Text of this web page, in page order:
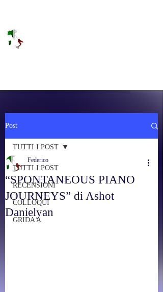
Post
TUTTI I POST
RECENSIONI
COLLOQUI
GRIDA A
TUTTI I POST
“SPONTANEOUS PIANO
JOURNEYS” di Ashot
Danielyan
Federico